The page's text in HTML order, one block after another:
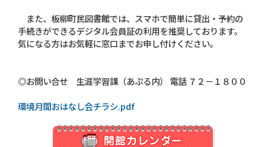
また、板柳町民図書館では、スマホで簡単に貸出・予約の
手続きができるデジタル会員証の利用を推奨しております。
気になる方はお気軽に窓口までお申し付けください。
◎お問い合せ 生涯学習課（あぷる内） 電話 ７２－１８００
環境月間おはなし会チラシ.pdf